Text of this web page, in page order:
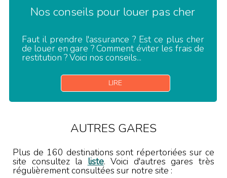
Nos conseils pour louer pas cher
Faut il prendre l'assurance ? Est ce plus cher
de louer en gare ? Comment éviter les frais de
restitution ? Voici nos conseils...
LIRE
AUTRES GARES
Plus de 160 destinations sont répertoriées sur ce
site consultez la liste. Voici d'autres gares très
régulièrement consultées sur notre site :